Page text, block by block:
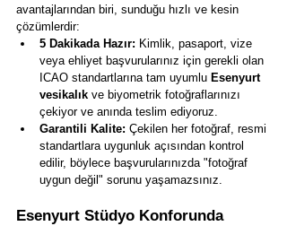
avantajlarından biri, sunduğu hızlı ve kesin
çözümlerdir:
5 Dakikada Hazır: Kimlik, pasaport, vize
veya ehliyet başvurularınız için gerekli olan
ICAO standartlarına tam uyumlu Esenyurt
vesikalık ve biyometrik fotoğraflarınızı
çekiyor ve anında teslim ediyoruz.
Garantili Kalite: Çekilen her fotoğraf, resmi
standartlara uygunluk açısından kontrol
edilir, böylece başvurularınızda "fotoğraf
uygun değil" sorunu yaşamazsınız.
Esenyurt Stüdyo Konforunda